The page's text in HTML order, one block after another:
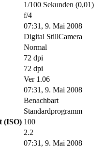
1/100 Sekunden (0,01)
f/4
07:31, 9. Mai 2008
Digital StillCamera
Normal
72 dpi
72 dpi
Ver 1.06
07:31, 9. Mai 2008
Benachbart
Standardprogramm
(ISO) 100
2.2
07:31, 9. Mai 2008